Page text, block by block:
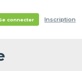
connecter Inscription